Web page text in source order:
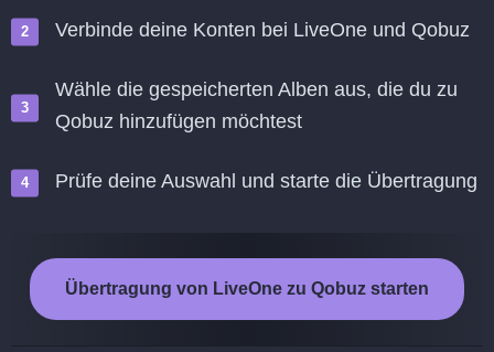
Verbinde deine Konten bei LiveOne und Qobuz
Wähle die gespeicherten Alben aus, die du zu
Qobuz hinzufügen möchtest
Prüfe deine Auswahl und starte die Übertragung
Übertragung von LiveOne zu Qobuz starten